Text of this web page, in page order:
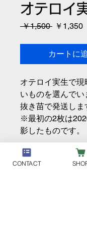
オテロイ
￥1,500 通
価
格
￥1,350セ
カートに
オテロイ実生で
いものを選んでい
抜き苗で発送しま
※最初の2枚は
影したものです。
CONTACT